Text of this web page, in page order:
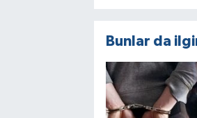
Bunlar da